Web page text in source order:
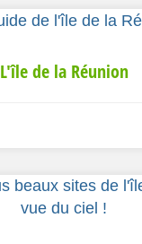
L'île de la Réunion